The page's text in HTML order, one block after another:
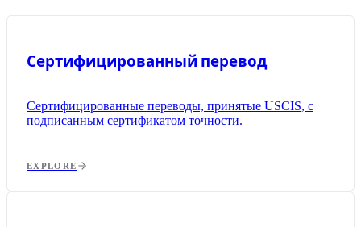
Сертифицированный перевод
Сертифицированные переводы, принятые USCIS, с
подписанным сертификатом точности.
EXPLORE